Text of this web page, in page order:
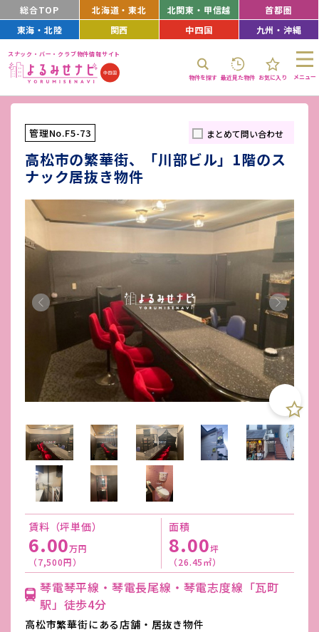
総合TOP 北海道・東北 北関東・甲信越
首都圏
東海・北陸
関西 中四国 九州・沖縄
スナック・バー・クラブ物件情報サイト
物件を探す 最近見た物件 お気に入り メニュー
管理No.F5-73 まとめて問い合わせ
高松市の繁華街、「川部ビル」1階のス
ナック居抜き物件
賃料（坪単価）
6.00万円
（7,500円）
面積
8.00坪
（26.45㎡）
琴電琴平線・琴電長尾線・琴電志度線「瓦町
駅」徒歩4分
高松市繁華街にある店舗・居抜き物件